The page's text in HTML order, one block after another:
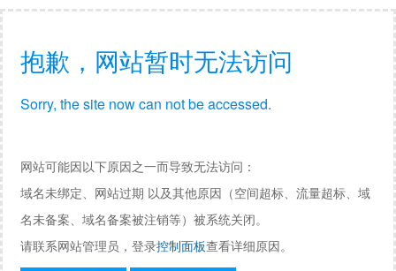
抱歉，网站暂时无法访问
Sorry, the site now can not be accessed.
网站可能因以下原因之一而导致无法访问：
域名未绑定、网站过期 以及其他原因（空间超标、流量超标、域
名未备案、域名备案被注销等）被系统关闭。
请联系网站管理员，登录控制面板查看详细原因。